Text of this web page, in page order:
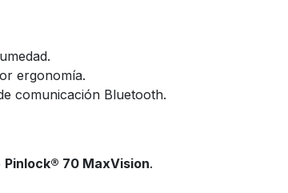
ergonomía.
comunicación Bluetooth.
Pinlock® 70 MaxVision.